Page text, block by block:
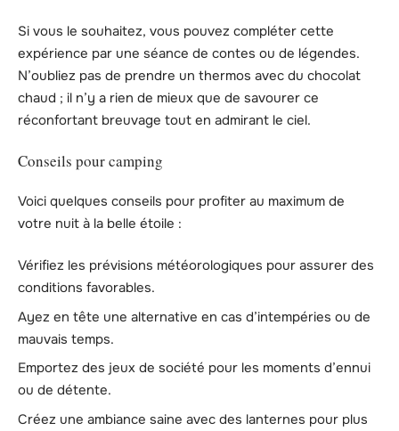
Si vous le souhaitez, vous pouvez compléter cette
expérience par une séance de contes ou de légendes.
N’oubliez pas de prendre un thermos avec du chocolat
chaud ; il n’y a rien de mieux que de savourer ce
réconfortant breuvage tout en admirant le ciel.
Conseils pour camping
Voici quelques conseils pour profiter au maximum de
votre nuit à la belle étoile :
Vérifiez les prévisions météorologiques pour assurer des
conditions favorables.
Ayez en tête une alternative en cas d’intempéries ou de
mauvais temps.
Emportez des jeux de société pour les moments d’ennui
ou de détente.
Créez une ambiance saine avec des lanternes pour plus